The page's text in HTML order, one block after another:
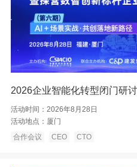
活动时间： 2026年8月28日
活动地点： 厦门
合作会议
CEO CTO